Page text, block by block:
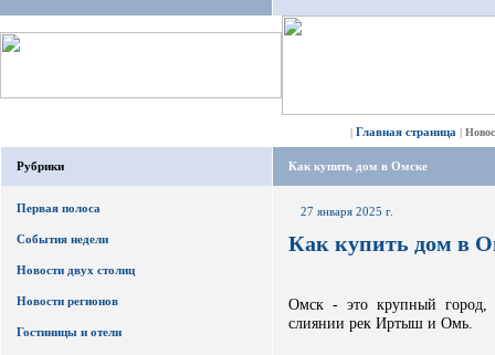
| Главная страница |
Рубрики
Первая полоса
События недели
Новости двух столиц
Новости регионов
Гостиницы и отели
Как купить дом в Омске
27 января 2025 г.
Как купить дом в
Омск - это крупный город,
слиянии рек Иртыш и Омь.